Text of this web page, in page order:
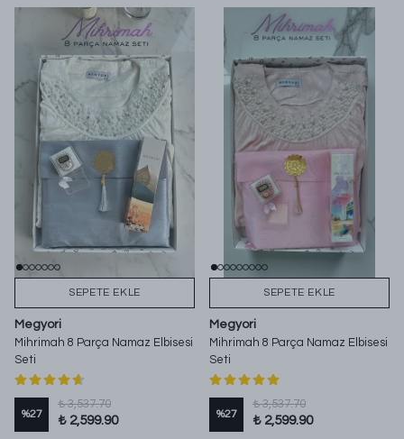
SEPETE EKLE
Megyori
Mihrimah 8 Parça Namaz Elbisesi
Seti
%27
₺ 3,537.70
₺ 2,599.90
SEPETE EKLE
Megyori
Mihrimah 8 Parça Namaz Elbisesi
Seti
%27
₺ 3,537.70
₺ 2,599.90